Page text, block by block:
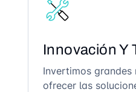
Innovación Y
Invertimos
ofrecer las